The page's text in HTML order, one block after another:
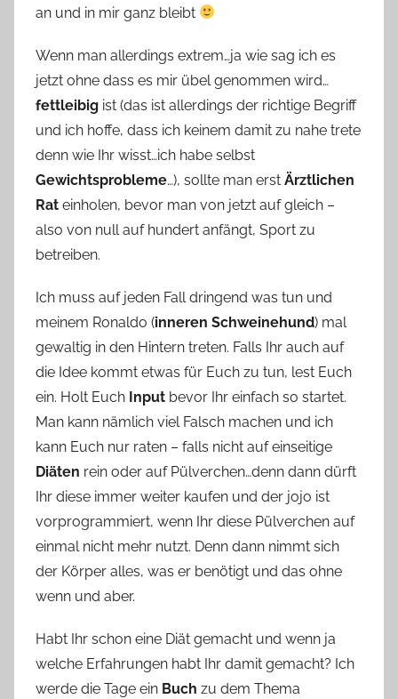
an und in mir ganz bleibt
Wenn man allerdings extrem…ja wie sag ich es
jetzt ohne dass es mir übel genommen wird…
fettleibig ist (das ist allerdings der richtige Begriff
und ich hoffe, dass ich keinem damit zu nahe trete
denn wie Ihr wisst…ich habe selbst
Gewichtsprobleme…), sollte man erst Ärztlichen
Rat einholen, bevor man von jetzt auf gleich –
also von null auf hundert anfängt, Sport zu
betreiben.
Ich muss auf jeden Fall dringend was tun und
meinem Ronaldo (inneren Schweinehund) mal
gewaltig in den Hintern treten. Falls Ihr auch auf
die Idee kommt etwas für Euch zu tun, lest Euch
ein. Holt Euch Input bevor Ihr einfach so startet.
Man kann nämlich viel Falsch machen und ich
kann Euch nur raten – falls nicht auf einseitige
Diäten rein oder auf Pülverchen…denn dann dürft
Ihr diese immer weiter kaufen und der jojo ist
vorprogrammiert, wenn Ihr diese Pülverchen auf
einmal nicht mehr nutzt. Denn dann nimmt sich
der Körper alles, was er benötigt und das ohne
wenn und aber.
Habt Ihr schon eine Diät gemacht und wenn ja
welche Erfahrungen habt Ihr damit gemacht? Ich
werde die Tage ein Buch zu dem Thema